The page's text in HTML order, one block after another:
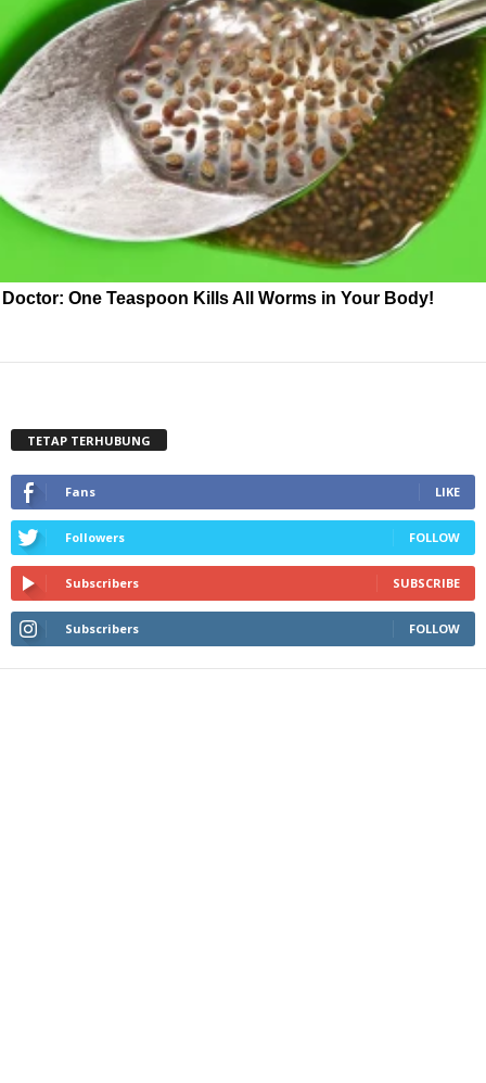
Doctor: One Teaspoon Kills All Worms in Your Body!
TETAP TERHUBUNG
Fans LIKE
Followers FOLLOW
Subscribers SUBSCRIBE
Subscribers FOLLOW